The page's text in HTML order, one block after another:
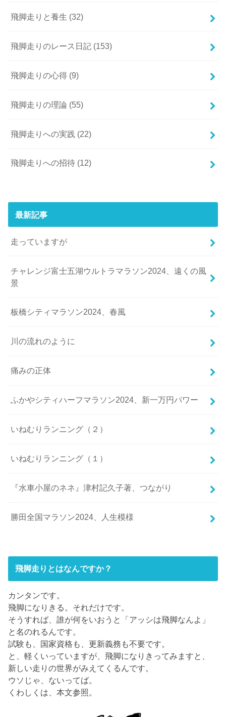
飛脚走りと養生 (32)
飛脚走りのレース日記 (153)
飛脚走りの心得 (9)
飛脚走りの理論 (55)
飛脚走りへの実践 (22)
飛脚走りへの招待 (12)
最新記事
走っていますが
チャレンジ富士五湖ウルトラマラソン2024、遠くの風
景
板橋シティマラソン2024、春風
川の流れのように
痛みの正体
ふかやシティハーフマラソン2024、新一万円パワー
いねむりランニング（２）
いねむりランニング（１）
『水車小屋のネネ』津村記久子著、つながり
勝田全国マラソン2024、人生模様
飛脚走りとはなんですか？
カンタンです。
飛脚になりきる。それだけです。
そうすれば、誰が何をいおうと「アッシは飛脚なんよ」
と名のれるんです。
試験も、国家資格も、更新義務も不要です。
と、軽くいっていますが、飛脚になりきってみますと、
新しい走りの世界がみえてくるんです。
ウソじゃ、ないってば。
くわしくは、本文参照。